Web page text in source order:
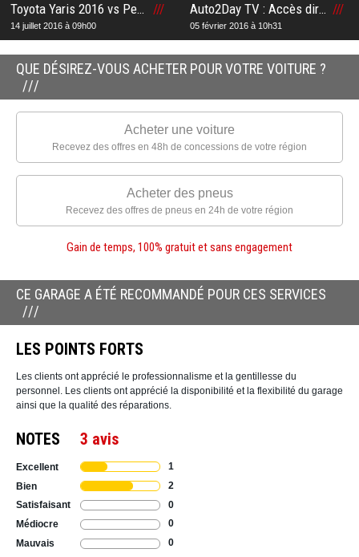
Toyota Yaris 2016 vs Peugeot 208 2016 : Notre comparatif et notre avis après notre essai sur la meilleure voiture
14 juillet 2016 à 09h00
Auto2Day TV : Accès direct à la chaîne TV n°1 en Suisse romande
05 février 2016 à 10h31
QUE DÉSIREZ-VOUS ACHETER POUR VOTRE VOITURE ?
Acheter une voiture
Recevez des offres en 48h de concessions de votre région
Acheter des pneus
Recevez des offres de pneus en 24h de votre région
Gain de temps, 100% gratuit et sans engagement
CE GARAGE A ÉTÉ RECOMMANDÉ POUR CES SERVICES
LES POINTS FORTS
Les clients ont apprécié le professionnalisme et la gentillesse du
personnel. Les clients ont apprécié la disponibilité et la flexibilité du garage
ainsi que la qualité des réparations.
NOTES 3 avis
Excellent
1
Bien
2
Satisfaisant
0
Médiocre
0
Mauvais
0